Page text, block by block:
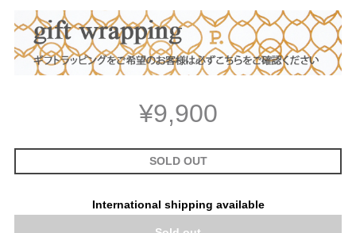
¥9,900
SOLD OUT
International shipping available